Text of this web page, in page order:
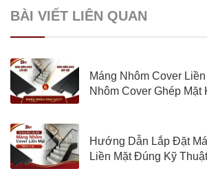
BÀI VIẾT LIÊN QUAN
Máng Nhôm Cover
Nhôm Cover Ghép
Hướng Dẫn Lắp Đặt
Liền Mặt Đúng Kỹ